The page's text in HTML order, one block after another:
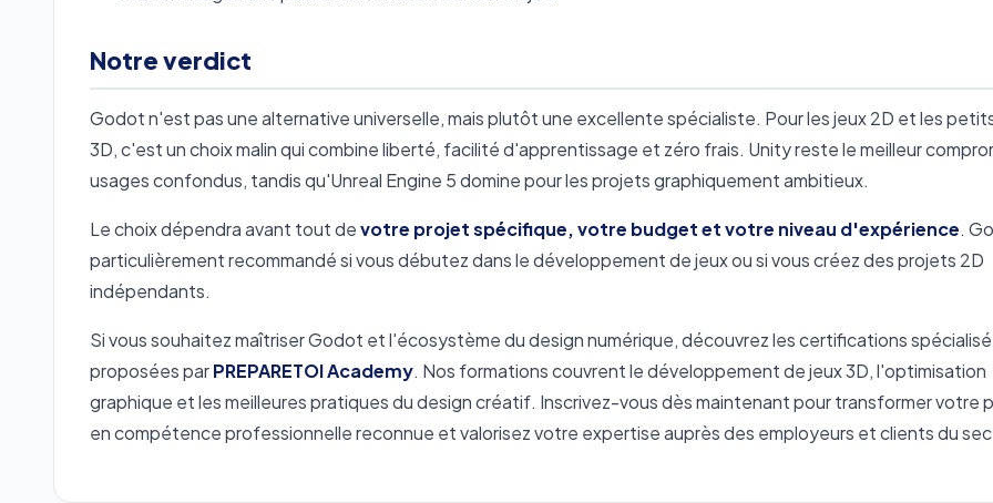
Notre verdict
Godot n'est pas une alternative universelle, mais plutôt une excellente spécialiste. Pour les jeux 2D et les
3D, c'est un choix malin qui combine liberté, facilité d'apprentissage et zéro frais. Unity reste le meilleur
usages confondus, tandis qu'Unreal Engine 5 domine pour les projets graphiquement ambitieux.
Le choix dépendra avant tout devotre projet spécifique, votre budget et votre niveau d'expérience.
particulièrement recommandé si vous débutez dans le développement de jeux ou si vous créez des projets 2D
indépendants.
Si vous souhaitez maîtriser Godot et l'écosystème du design numérique, découvrez les certifications
proposées parPREPARETOI Academy. Nos formations couvrent le développement de jeux 3D, l'optimisation
graphique et les meilleures pratiques du design créatif. Inscrivez-vous dès maintenant pour transformer votre
en compétence professionnelle reconnue et valorisez votre expertise auprès des employeurs et clients du